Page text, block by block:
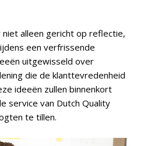
alleen gericht op reflectie,
een verfrissende
uitgewisseld over
die de klanttevredenheid
ideeën zullen binnenkort
service van Dutch Quality
te tillen.